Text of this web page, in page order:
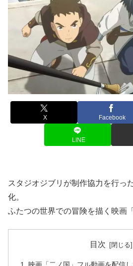
X Facebook
LINE
スタジオジブリが制作協力を行っ
化。
ふたつの世界での冒険を描く映画
目次